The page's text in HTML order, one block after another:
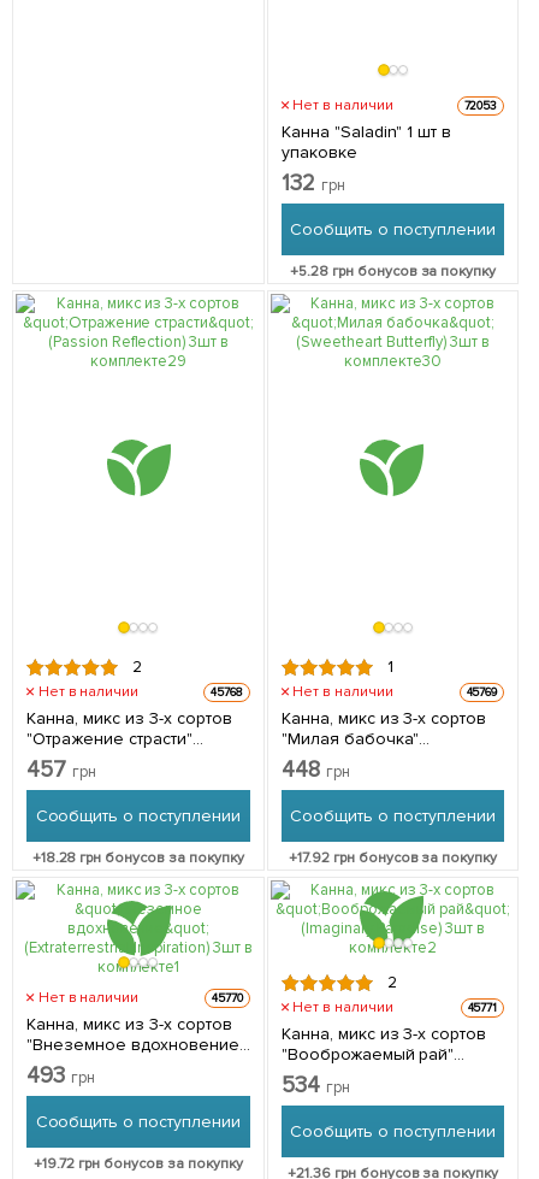
Нет в наличии 72053
Канна "Saladin" 1 шт в
упаковке
132 грн
Сообщить о поступлении
+5.28грн бонусов за покупку
2
Нет в наличии 45768
Канна, микс из 3-х сортов
"Отражение страсти"
(Passion Reflection) 3шт в
комплекте
457 грн
Сообщить о поступлении
+18.28 грн бонусов за покупку
1
Нет в наличии 45769
Канна, микс из 3-х сортов
"Милая бабочка"
(Sweetheart Butterfly) 3шт в
комплекте
448 грн
Сообщить о поступлении
+17.92грн бонусов за покупку
Нет в наличии 45770
Канна, микс из 3-х сортов
"Внеземное вдохновение"
(Extraterrestrial Inspiration)
3шт в комплекте
493 грн
Сообщить о поступлении
+19.72грн бонусов за покупку
2
Нет в наличии 45771
Канна, микс из 3-х сортов
"Вооброжаемый рай"
(Imaginary Paradise) 3шт в
комплекте
534 грн
Сообщить о поступлении
+21.36грн бонусов за покупку